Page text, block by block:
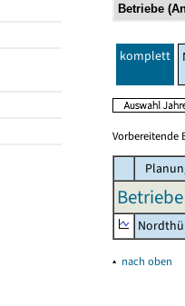
komplett
Vorbereitende
▴ nach oben